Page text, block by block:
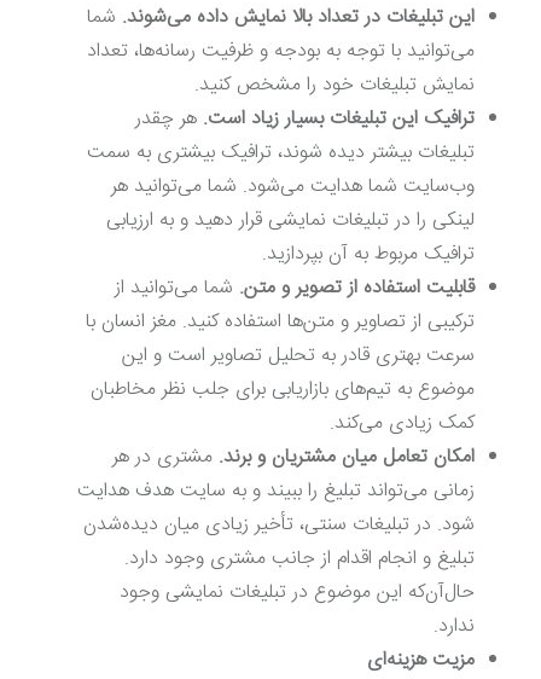
این تبلیغات در تعداد بالا نمایش داده می‌شوند. شما
می‌توانید با توجه به بودجه و ظرفیت رسانه‌ها، تعداد
نمایش تبلیغات خود را مشخص کنید.
ترافیک این تبلیغات بسیار زیاد است. هر چقدر
تبلیغات بیشتر دیده شوند، ترافیک بیشتری به سمت
وب‌سایت شما هدایت می‌شود. شما می‌توانید هر
لینکی را در تبلیغات نمایشی قرار دهید و به ارزیابی
ترافیک مربوط به آن بپردازید.
قابلیت استفاده از تصویر و متن. شما می‌توانید از
ترکیبی از تصاویر و متن‌ها استفاده کنید. مغز انسان با
سرعت بهتری قادر به تحلیل تصاویر است و این
موضوع به تیم‌های بازاریابی برای جلب نظر مخاطبان
کمک زیادی می‌کند.
امکان تعامل میان مشتریان و برند. مشتری در هر
زمانی می‌تواند تبلیغ را ببیند و به سایت هدف هدایت
شود. در تبلیغات سنتی، تأخیر زیادی میان دیده‌شدن
تبلیغ و انجام اقدام از جانب مشتری وجود دارد.
حال‌آن‌که این موضوع در تبلیغات نمایشی وجود
ندارد.
مزیت هزینه‌ای